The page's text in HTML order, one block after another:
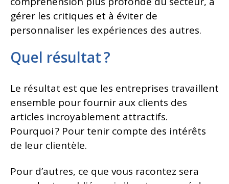
gérer les critiques et à éviter de
personnaliser les expériences des autres.
Quel résultat ?
Le résultat est que les entreprises travaillent
ensemble pour fournir aux clients des
articles incroyablement attractifs.
Pourquoi ? Pour tenir compte des intérêts
de leur clientèle.
Pour d’autres, ce que vous racontez sera